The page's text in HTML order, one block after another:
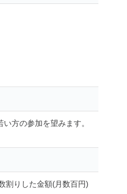
方の参加を望みます。
割りした金額(月数百円)